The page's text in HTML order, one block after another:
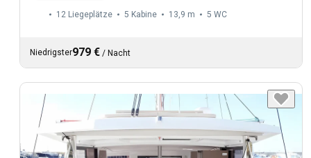
12 Liegeplätze 5 Kabine 13,9 m 5 WC
Niedrigster979 € / Nacht